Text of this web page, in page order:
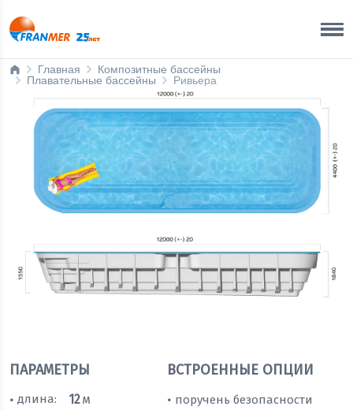
Главная
Композитные бассейны
Плавательные бассейны
Ривьера
ПАРАМЕТРЫ
• длина: 12м
ВСТРОЕННЫЕ ОПЦИИ
• поручень безопасности